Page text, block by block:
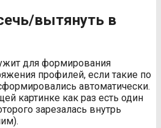
вытянуть в
для формирования
профилей, если такие по
автоматически.
картинке как раз есть один
зарезалась внутрь